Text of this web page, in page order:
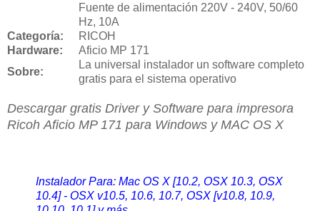
Fuente de alimentación 220V - 240V, 50/60
Hz, 10A
Categoría:
RICOH
Hardware:
Aficio MP 171
Sobre:
La universal instalador un software completo
gratis para el sistema operativo
Descargar gratis Driver y Software para impresora
Ricoh Aficio MP 171 para Windows y MAC OS X
Instalador Para: Mac OS X [10.2, OSX 10.3, OSX
10.4] - OSX v10.5, 10.6, 10.7, OSX [v10.8, 10.9,